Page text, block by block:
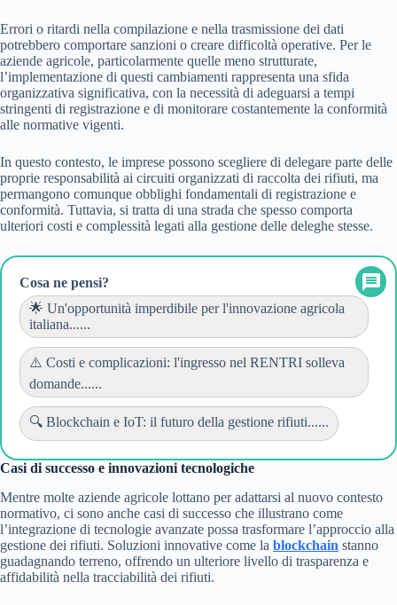
Errori o ritardi nella compilazione e nella trasmissione dei dati
potrebbero comportare sanzioni o creare difficoltà operative. Per le
aziende agricole, particolarmente quelle meno strutturate,
l’implementazione di questi cambiamenti rappresenta una sfida
organizzativa significativa, con la necessità di adeguarsi a tempi
stringenti di registrazione e di monitorare costantemente la conformità
alle normative vigenti.
In questo contesto, le imprese possono scegliere di delegare parte delle
proprie responsabilità ai circuiti organizzati di raccolta dei rifiuti, ma
permangono comunque obblighi fondamentali di registrazione e
conformità. Tuttavia, si tratta di una strada che spesso comporta
ulteriori costi e complessità legati alla gestione delle deleghe stesse.
Cosa ne pensi?
🌟 Un'opportunità imperdibile per l'innovazione agricola
italiana......
⚠️ Costi e complicazioni: l'ingresso nel RENTRI solleva
domande......
🔍 Blockchain e IoT: il futuro della gestione rifiuti......
Casi di successo e innovazioni tecnologiche
Mentre molte aziende agricole lottano per adattarsi al nuovo contesto
normativo, ci sono anche casi di successo che illustrano come
l’integrazione di tecnologie avanzate possa trasformare l’approccio alla
gestione dei rifiuti. Soluzioni innovative come la blockchain stanno
guadagnando terreno, offrendo un ulteriore livello di trasparenza e
affidabilità nella tracciabilità dei rifiuti.